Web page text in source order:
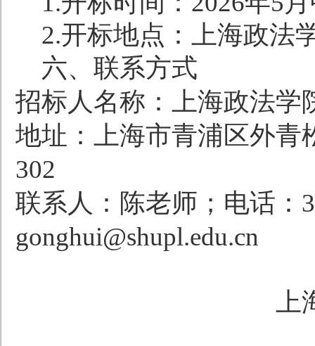
2.开标地点：上海政法
六、联系方式
招标人名称：上海政法学
地址：上海市青浦区外青
302
联系人：陈老师；电话：
gonghui@shupl.edu.cn